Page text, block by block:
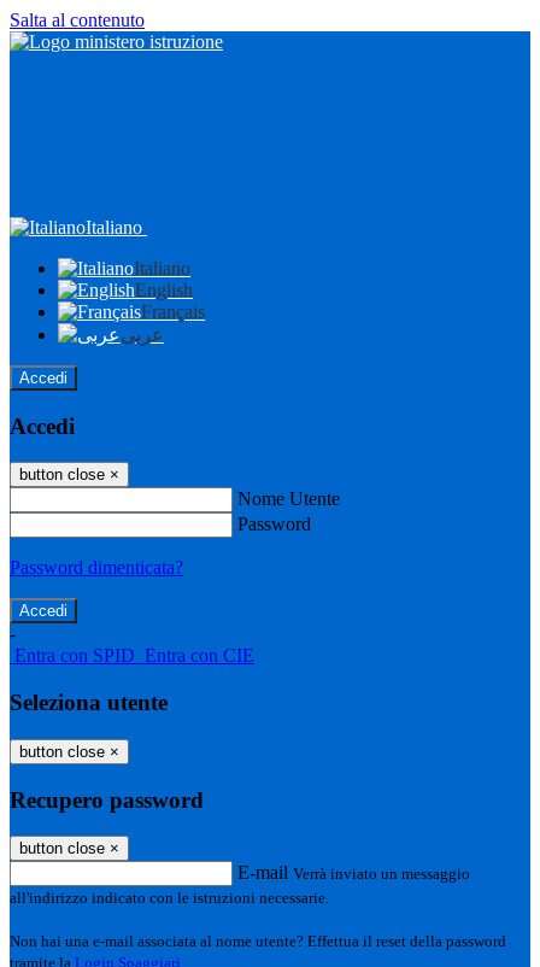
Salta al contenuto
Italiano
Italiano
English
Français
عربى
Accedi
Accedi
button close ×
Nome Utente
Password
Password dimenticata?
-
Entra con SPID Entra con CIE
Seleziona utente
button close ×
Recupero password
button close ×
E-mail Verrà inviato un messaggio
all'indirizzo indicato con le istruzioni necessarie.
Non hai una e-mail associata al nome utente? Effettua il reset della password
tramite la Login Spaggiari